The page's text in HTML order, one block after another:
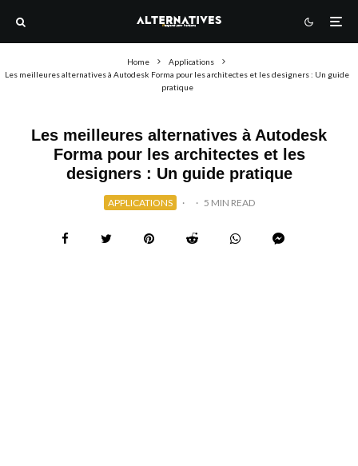
Home
Applications
Les meilleures alternatives à Autodesk Forma pour les architectes et les designers : Un guide
pratique
Les meilleures alternatives à Autodesk
Forma pour les architectes et les
designers : Un guide pratique
APPLICATIONS · · 5 MIN READ